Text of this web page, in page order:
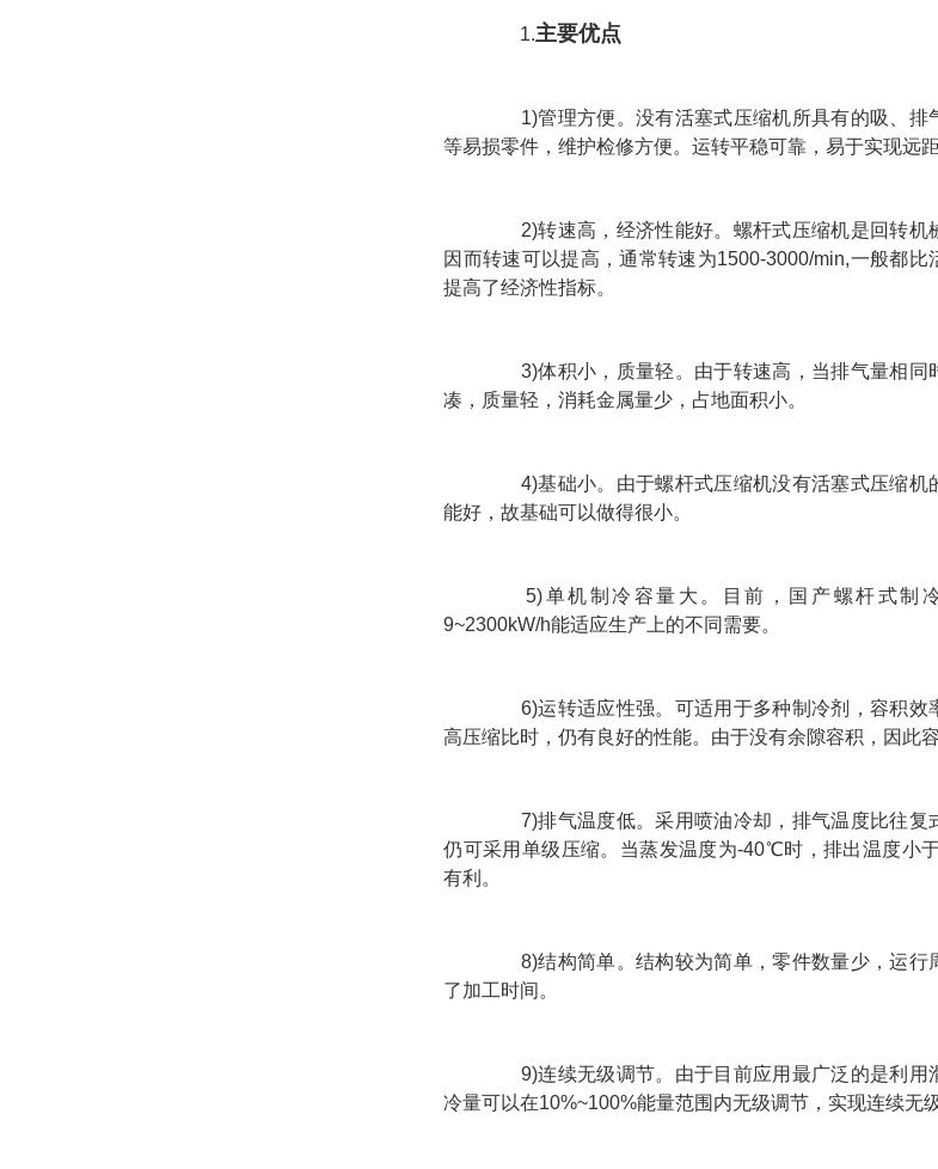
1.主要优点
1)管理方便。没有活塞式压缩机所具有的吸、排
等易损零件，维护检修方便。运转平稳可靠，易于实现远
2)转速高，经济性能好。螺杆式压缩机是回转机
因而转速可以提高，通常转速为1500-3000/min,一般都
提高了经济性指标。
3)体积小，质量轻。由于转速高，当排气量相同
凑，质量轻，消耗金属量少，占地面积小。
4)基础小。由于螺杆式压缩机没有活塞式压缩机
能好，故基础可以做得很小。
5)单机制冷容量大。目前，国产螺杆式制
9~2300kW/h能适应生产上的不同需要。
6)运转适应性强。可适用于多种制冷剂，容积效
高压缩比时，仍有良好的性能。由于没有余隙容积，因此
7)排气温度低。采用喷油冷却，排气温度比往复
仍可采用单级压缩。当蒸发温度为-40℃时，排出温度小
有利。
8)结构简单。结构较为简单，零件数量少，运行
了加工时间。
9)连续无级调节。由于目前应用最广泛的是利用
冷量可以在10%~100%能量范围内无级调节，实现连续无